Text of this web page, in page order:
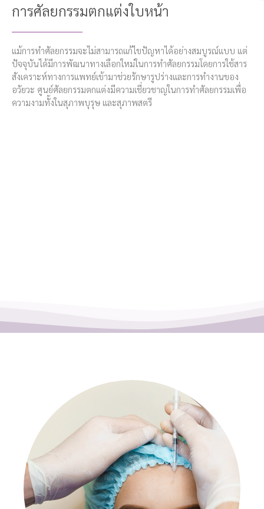
การศัลยกรรมตกแต่งใบหน้า
แม้การทําศัลยกรรมจะไม่สามารถแก้ไขปัญหาได้อย่างสมบูรณ์แบบ แต่
ปัจจุบันได้มีการพัฒนาทางเลือกใหม่ในการทําศัลยกรรมโดยการใช้สาร
สังเคราะห์ทางการแพทย์เข้ามาช่วยรักษารูปร่างและการทํางานของ
อวัยวะ ศูนย์ศัลยกรรมตกแต่งมีความเชี่ยวชาญในการทำศัลยกรรมเพื่อ
ความงามทั้งในสุภาพบุรุษ และสุภาพสตรี